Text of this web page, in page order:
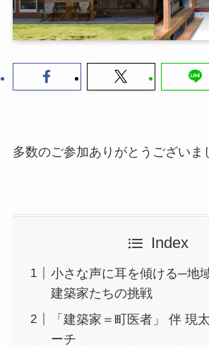
多数のご参加ありがとうございま
Index
小さな声に耳を傾ける─地
建築家たちの挑戦
「建築家＝町医者」 伴 現
ーチ